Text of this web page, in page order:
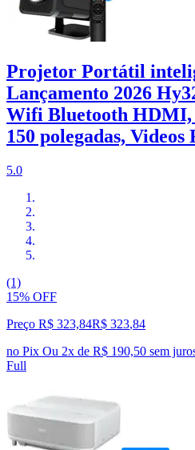
Projetor Portátil
Lançamento 2026
Wifi Bluetooth HDMI,
150 polegadas,
5.0
(1)
15% OFF
Preço R$ 323,84R$ 323,84
no Pix Ou 2x de R$ 190,50 sem
Full